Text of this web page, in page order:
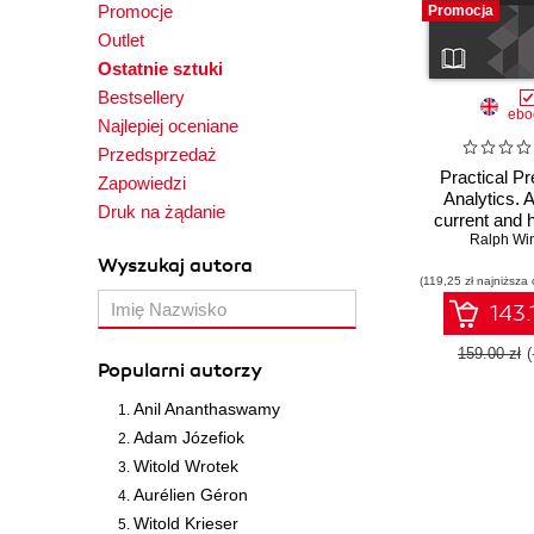
Promocje
Outlet
Ostatnie sztuki
Bestsellery
Najlepiej oceniane
Przedsprzedaż
Zapowiedzi
Druk na żądanie
Wyszukaj autora
Popularni autorzy
Anil Ananthaswamy
Adam Józefiok
Witold Wrotek
Aurélien Géron
Witold Krieser
Promocja
Practical
Analytics.
current and
data to
and
Ralph
(119,25 zł
159.00 zł